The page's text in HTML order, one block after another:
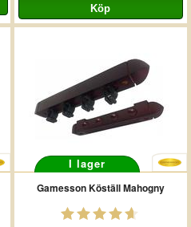
I lager
Gamesson Köställ Mahogny